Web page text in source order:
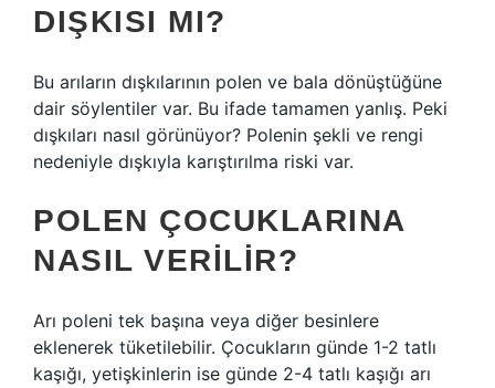
DIŞKISI MI?
Bu arıların dışkılarının polen ve bala dönüştüğüne
dair söylentiler var. Bu ifade tamamen yanlış. Peki
dışkıları nasıl görünüyor? Polenin şekli ve rengi
nedeniyle dışkıyla karıştırılma riski var.
POLEN ÇOCUKLARINA
NASIL VERILIR?
Arı poleni tek başına veya diğer besinlere
eklenerek tüketilebilir. Çocukların günde 1-2 tatlı
kaşığı, yetişkinlerin ise günde 2-4 tatlı kaşığı arı